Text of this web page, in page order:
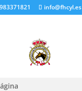
983371821 info@fhcyl.es